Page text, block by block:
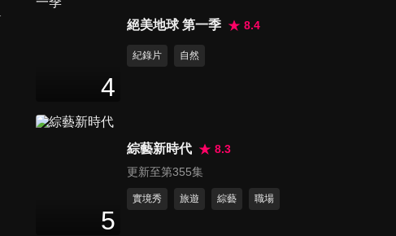
礙?!
72
第104集 愛情就像耐力賽 為什
麼都要我先說?!
4
絕美地球 第一季 8.4
紀錄片 自然
5
綜藝新時代
8.3
更新至第355集
實境秀 旅遊 綜藝 職場